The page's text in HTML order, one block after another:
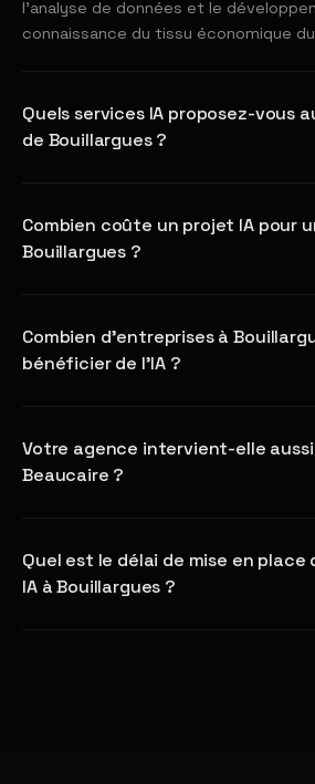
l'analyse de données et le
connaissance du tissu économique du
Quels services IA proposez-vous
de Bouillargues ?
Combien coûte un projet IA pour
Bouillargues ?
Combien d'entreprises à
bénéficier de l'IA ?
Votre agence intervient-elle aussi
Beaucaire ?
Quel est le délai de mise en
IA à Bouillargues ?